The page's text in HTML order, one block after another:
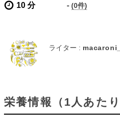
10 分
- (0件)
ライター :
栄養情報（1人あたり